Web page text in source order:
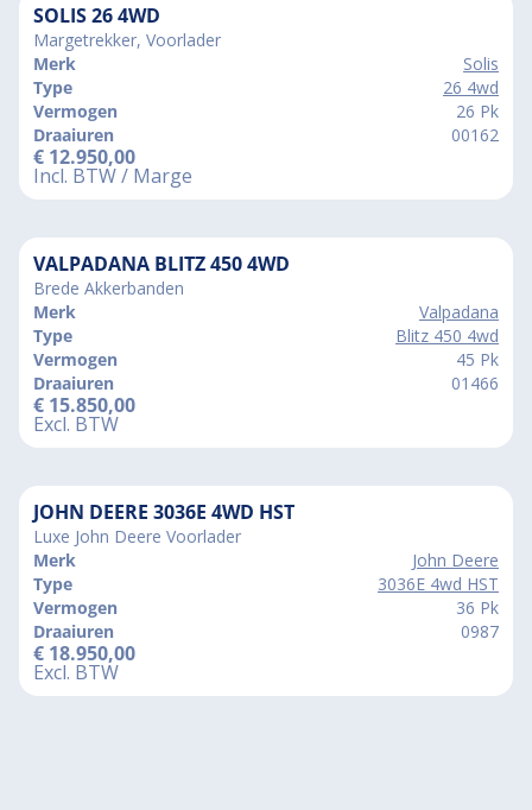
SOLIS 26 4WD
Margetrekker, Voorlader
Merk
Solis
Type
26 4wd
Vermogen
26 Pk
Draaiuren
00162
€ 12.950,00
Incl. BTW / Marge
VALPADANA BLITZ 450 4WD
Brede Akkerbanden
Merk
Valpadana
Type
Blitz 450 4wd
Vermogen
45 Pk
Draaiuren
01466
€ 15.850,00
Excl. BTW
JOHN DEERE 3036E 4WD HST
Luxe John Deere Voorlader
Merk
John Deere
Type
3036E 4wd HST
Vermogen
36 Pk
Draaiuren
0987
€ 18.950,00
Excl. BTW